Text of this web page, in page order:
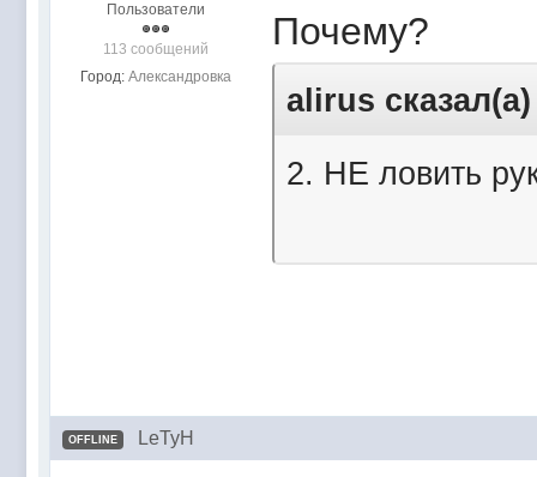
Пользователи
113 сообщений
Город: Александровка
Почему?
alirus
2. НЕ ловить
OFFLINE LeTyH